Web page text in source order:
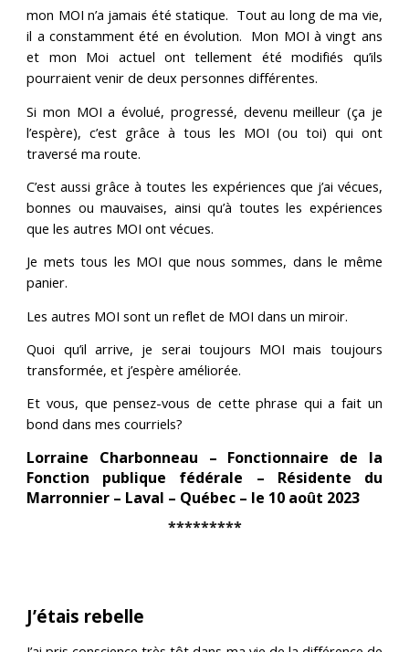
mon MOI n’a jamais été statique. Tout au long de ma vie,
il a constamment été en évolution. Mon MOI à vingt ans
et mon Moi actuel ont tellement été modifiés qu’ils
pourraient venir de deux personnes différentes.
Si mon MOI a évolué, progressé, devenu meilleur (ça je
l’espère), c’est grâce à tous les MOI (ou toi) qui ont
traversé ma route.
C’est aussi grâce à toutes les expériences que j’ai vécues,
bonnes ou mauvaises, ainsi qu’à toutes les expériences
que les autres MOI ont vécues.
Je mets tous les MOI que nous sommes, dans le même
panier.
Les autres MOI sont un reflet de MOI dans un miroir.
Quoi qu’il arrive, je serai toujours MOI mais toujours
transformée, et j’espère améliorée.
Et vous, que pensez-vous de cette phrase qui a fait un
bond dans mes courriels?
Lorraine Charbonneau – Fonctionnaire de la
Fonction publique fédérale – Résidente du
Marronnier – Laval – Québec – le 10 août 2023
*********
J’étais rebelle